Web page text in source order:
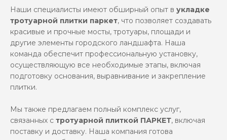
Наши специалисты имеют обширный опыт в укладке
тротуарной плитки паркет, что позволяет создавать
красивые и прочные мосты, тротуары, площади и
другие элементы городского ландшафта. Наша
команда обеспечит профессиональную установку,
осуществляющую все необходимые этапы, включая
подготовку основания, выравнивание и закрепление
плитки.
Мы также предлагаем полный комплекс услуг,
связанных с тротуарной плиткой ПАРКЕТ, включая
поставку и доставку. Наша компания готова